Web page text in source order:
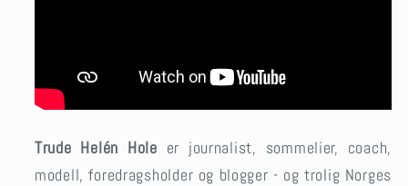
Trude Helén Hole er journalist, sommelier, coach,
modell, foredragsholder og blogger - og trolig Norges